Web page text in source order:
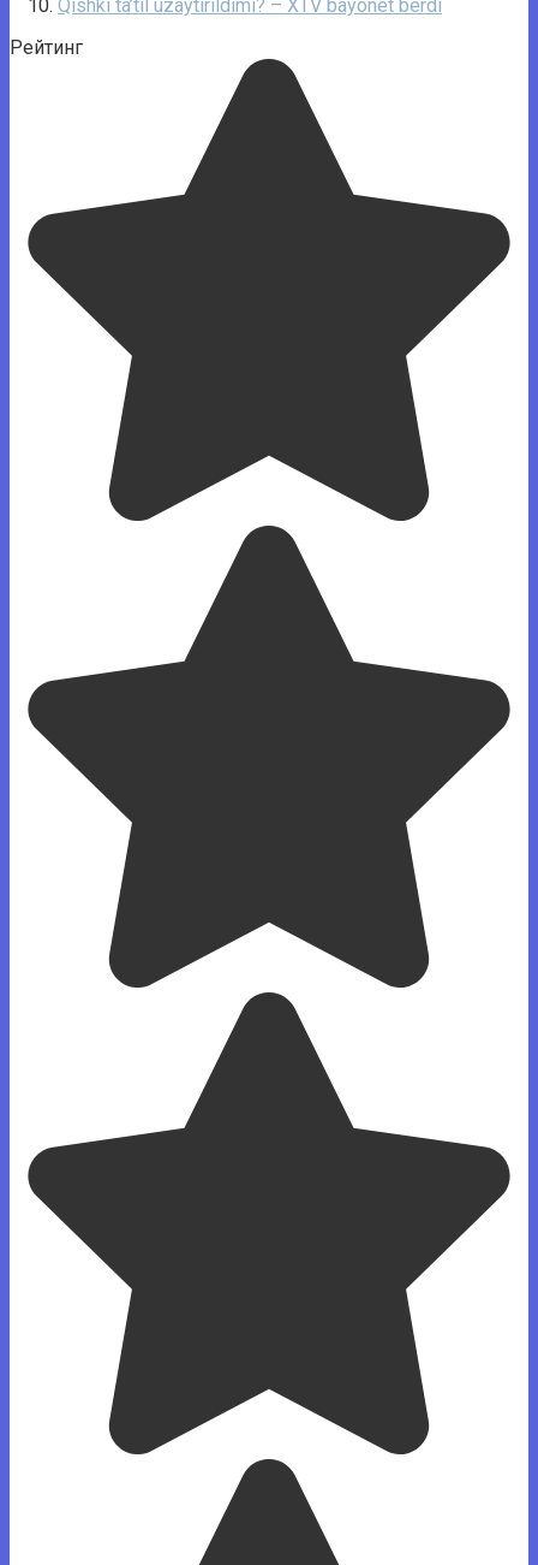
Qishki ta’til uzaytirildimi? – XTV bayonet berdi
Рейтинг